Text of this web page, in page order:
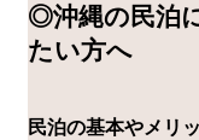
◎沖縄の民泊
たい方へ
民泊の基本やメリ